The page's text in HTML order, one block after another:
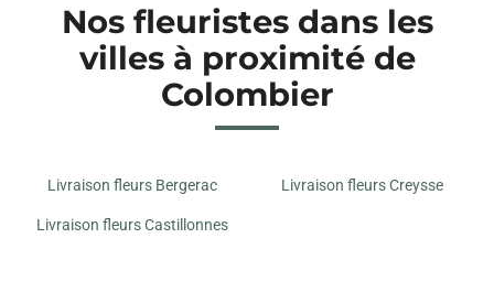
Nos fleuristes dans les
villes à proximité de
Colombier
Livraison fleurs Bergerac Livraison fleurs Creysse
Livraison fleurs Castillonnes